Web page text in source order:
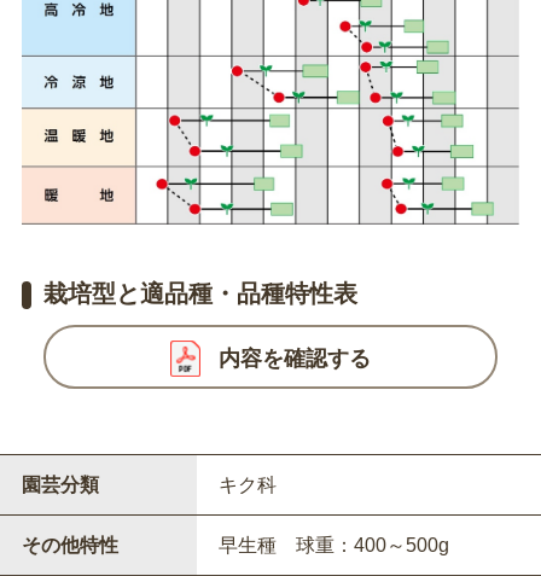
栽培型と適品種・品種特性表
内容を確認する
園芸分類 キク科
その他特性 早生種 球重：400～500g